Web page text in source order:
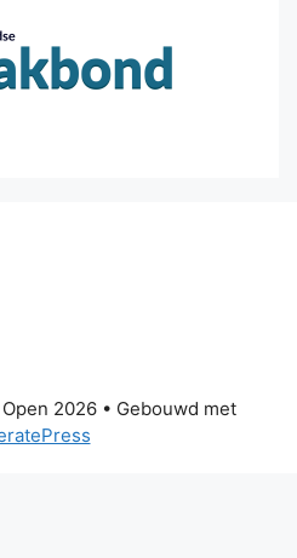
2026• Gebouwd met